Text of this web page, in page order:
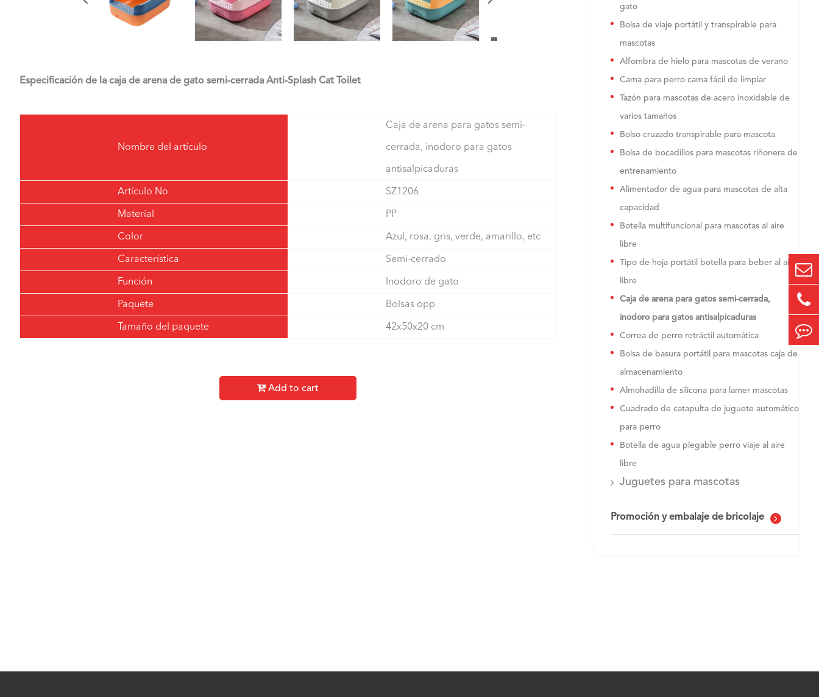
Especificación de la caja de arena de gato semi-cerrada Anti-Splash Cat Toilet
Nombre del artículo
Caja de arena para gatos semi-
cerrada, inodoro para gatos
antisalpicaduras
Artículo No SZ1206
Material PP
Color Azul, rosa, gris, verde, amarillo, etc
Característica Semi-cerrado
Función Inodoro de gato
Paquete Bolsas opp
Tamaño del paquete 42x50x20 cm
Add to cart
gato
Bolsa de viaje portátil y transpirable para
mascotas
Alfombra de hielo para mascotas de verano
Cama para perro cama fácil de limpiar
Tazón para mascotas de acero inoxidable de
varios tamaños
Bolso cruzado transpirable para mascota
Bolsa de bocadillos para mascotas riñonera de
entrenamiento
Alimentador de agua para mascotas de alta
capacidad
Botella multifuncional para mascotas al aire
libre
Tipo de hoja portátil botella para beber al aire
libre
Caja de arena para gatos semi-cerrada,
inodoro para gatos antisalpicaduras
Correa de perro retráctil automática
Bolsa de basura portátil para mascotas caja de
almacenamiento
Almohadilla de silicona para lamer mascotas
Cuadrado de catapulta de juguete automático
para perro
Botella de agua plegable perro viaje al aire
libre
Juguetes para mascotas
Promoción y embalaje de bricolaje